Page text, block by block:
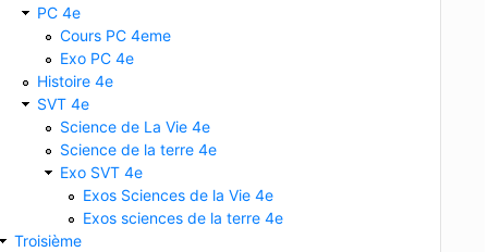
PC 4e
Cours PC 4eme
Exo PC 4e
Histoire 4e
SVT 4e
Science de La Vie 4e
Science de la terre 4e
Exo SVT 4e
Exos Sciences de la Vie 4e
Exos sciences de la terre 4e
Troisième